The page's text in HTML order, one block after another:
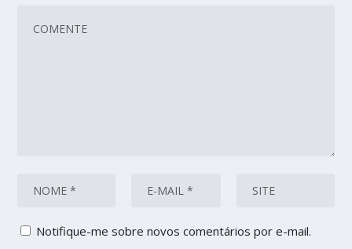
Notifique-me sobre novos comentários por e-mail.